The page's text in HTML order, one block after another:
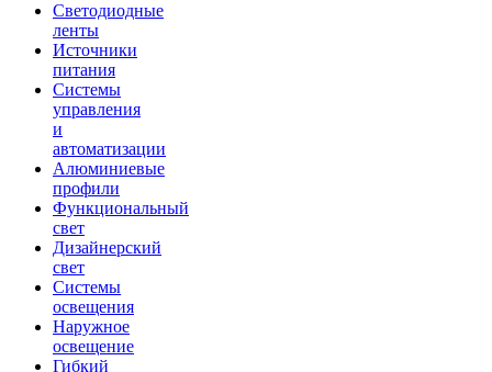
Светодиодные
ленты
Источники
питания
Системы
управления
и
автоматизации
Алюминиевые
профили
Функциональный
свет
Дизайнерский
свет
Системы
освещения
Наружное
освещение
Гибкий